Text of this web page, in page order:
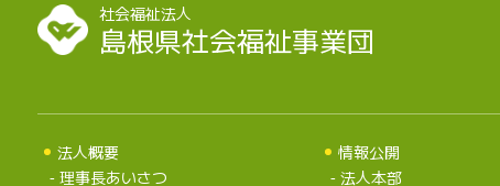
社会福祉法人
島根県社会福祉事業団
法人概要
理事長あいさつ
情報公開
法人本部